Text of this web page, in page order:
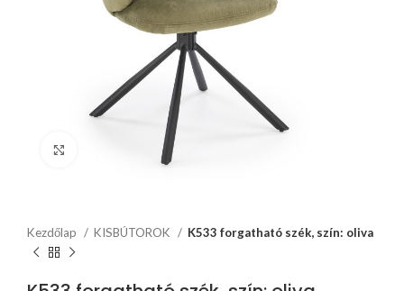
Kezdőlap KISBÚTOROK K533 forgatható szék, szín: oliva